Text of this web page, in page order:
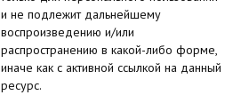
и не подлежит дальнейшему
воспроизведению и/или
распространению в какой-либо форме,
иначе как с активной ссылкой на данный
ресурс.